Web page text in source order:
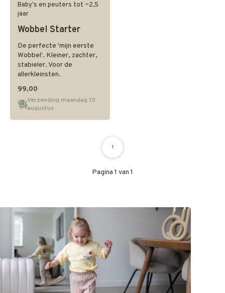
Baby's en peuters tot ~2,5
jaar
Wobbel Starter
De perfecte 'mijn eerste
Wobbel'. Kleiner, zachter,
stabieler. Voor de
allerkleinsten.
99,00
Verzending maandag 10
augustus
Pagina 1 van 1
1